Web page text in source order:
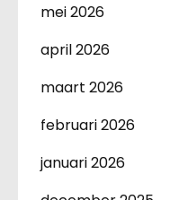
mei 2026
april 2026
maart 2026
februari 2026
januari 2026